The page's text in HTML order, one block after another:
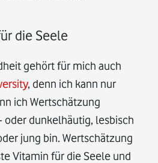
die Seele
gehört für mich auch
, denn ich kann nur
ich Wertschätzung
oder dunkelhäutig, lesbisch
jung bin. Wertschätzung
Vitamin für die Seele und